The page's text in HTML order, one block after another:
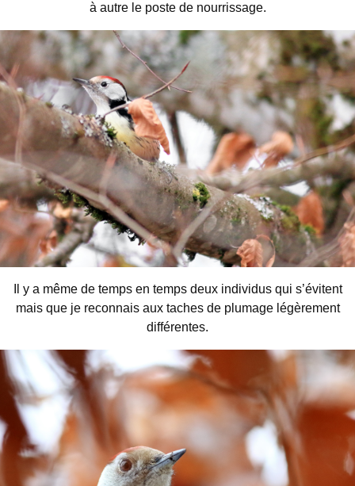
à autre le poste de nourrissage.
Il y a même de temps en temps deux individus qui s’évitent
mais que je reconnais aux taches de plumage légèrement
différentes.